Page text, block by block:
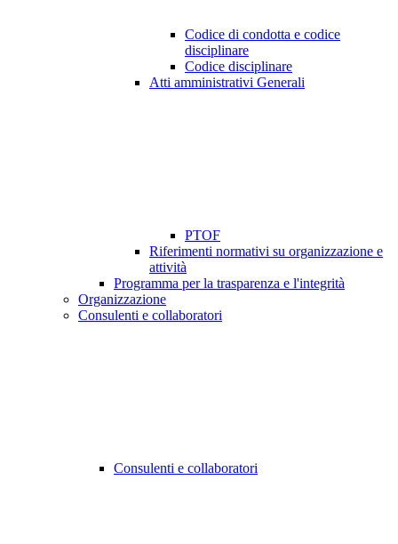
Codice di condotta e codice
disciplinare
Codice disciplinare
Atti amministrativi Generali
PTOF
Riferimenti normativi su organizzazione e
attività
Programma per la trasparenza e l'integrità
Organizzazione
Consulenti e collaboratori
Consulenti e collaboratori